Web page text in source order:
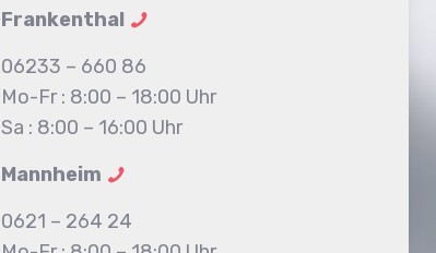
Frankenthal
06233 – 660 86
Mo-Fr : 8:00 – 18:00 Uhr
Sa : 8:00 – 16:00 Uhr
Mannheim
0621 – 264 24